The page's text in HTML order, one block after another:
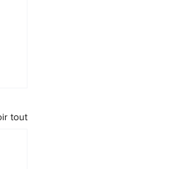
tout